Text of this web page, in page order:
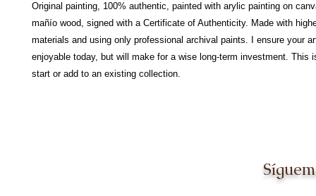
Original painting, 100% authentic, painted with arylic painting on
mañío wood, signed with a Certificate of Authenticity. Made with
materials and using only professional archival paints. I ensure your
enjoyable today, but will make for a wise long-term investment. This
start or add to an existing collection.